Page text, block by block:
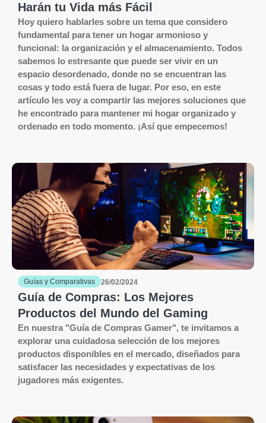
Harán tu Vida más Fácil
Hoy quiero hablarles sobre un tema que considero
fundamental para tener un hogar armonioso y
funcional: la organización y el almacenamiento. Todos
sabemos lo estresante que puede ser vivir en un
espacio desordenado, donde no se encuentran las
cosas y todo está fuera de lugar. Por eso, en este
artículo les voy a compartir las mejores soluciones que
he encontrado para mantener mi hogar organizado y
ordenado en todo momento. ¡Así que empecemos!
Guías y Comparativas 26/02/2024
Guía de Compras: Los Mejores
Productos del Mundo del Gaming
En nuestra "Guía de Compras Gamer", te invitamos a
explorar una cuidadosa selección de los mejores
productos disponibles en el mercado, diseñados para
satisfacer las necesidades y expectativas de los
jugadores más exigentes.